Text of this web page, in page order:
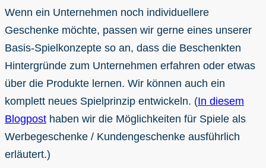
Wenn ein Unternehmen noch individuellere
Geschenke möchte, passen wir gerne eines unserer
Basis-Spielkonzepte so an, dass die Beschenkten
Hintergründe zum Unternehmen erfahren oder etwas
über die Produkte lernen. Wir können auch ein
komplett neues Spielprinzip entwickeln. (In diesem
Blogpost haben wir die Möglichkeiten für Spiele als
Werbegeschenke / Kundengeschenke ausführlich
erläutert.)